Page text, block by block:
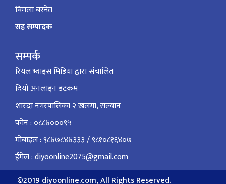
बिमला बस्नेत
सह सम्पादक
सम्पर्क
रियल भ्वाइस मिडिया द्वारा संचालित
दियो अनलाइन डटकम
शारदा नगरपालिका २ खलंगा, सल्यान
फोन : ०८८४०००९५
मोबाइल : ९८४७८४४३३३ / ९८१०८१६४०७
ईमेल : diyoonline2075@gmail.com
©2019 diyoonline.com, All Rights Reserved.